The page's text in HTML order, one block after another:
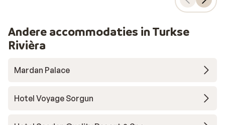
Andere accommodaties in Turkse
Rivièra
Mardan Palace
Hotel Voyage Sorgun